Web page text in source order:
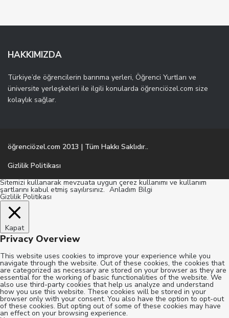
HAKKIMIZDA
Türkiye’de öğrencilerin barınma yerleri, Öğrenci Yurtları ve
üniversite yerleşkeleri ile ilgili konularda öğrenciözel.com size
kolaylık sağlar.
öğrenciözel.com 2013 | Tüm Hakkı Saklıdır..
Gizlilik Politikası
Sitemizi kullanarak mevzuata uygun çerez kullanımı ve kullanım
şartlarını kabul etmiş sayılırsınız. Anladım Bilgi
Gizlilik Politikası
Kapat
Privacy Overview
This website uses cookies to improve your experience while you
navigate through the website. Out of these cookies, the cookies that
are categorized as necessary are stored on your browser as they are
essential for the working of basic functionalities of the website. We
also use third-party cookies that help us analyze and understand
how you use this website. These cookies will be stored in your
browser only with your consent. You also have the option to opt-out
of these cookies. But opting out of some of these cookies may have
an effect on your browsing experience.